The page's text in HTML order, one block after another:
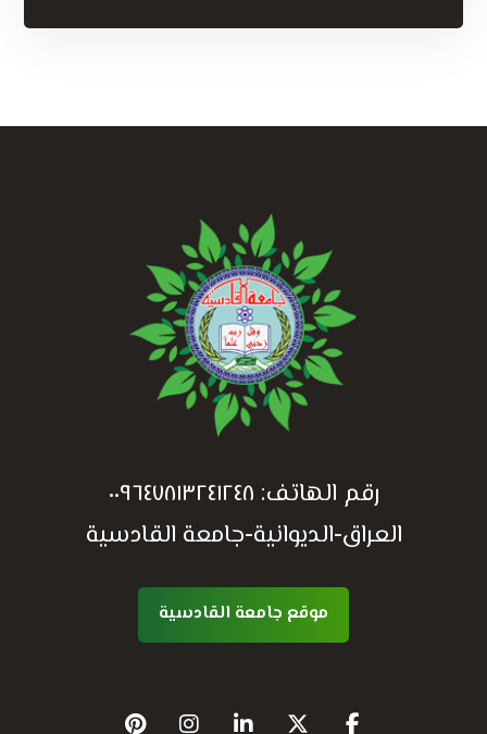
رقم الهاتف: ٠٠٩٦٤٧٨١٣٢٤١٢٤٨
العراق-الديوانية-جامعة القادسية
موقع جامعة القادسية